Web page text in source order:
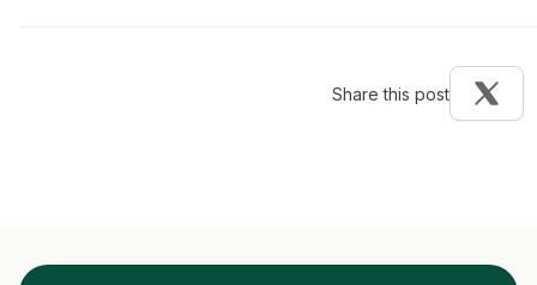
Share this post